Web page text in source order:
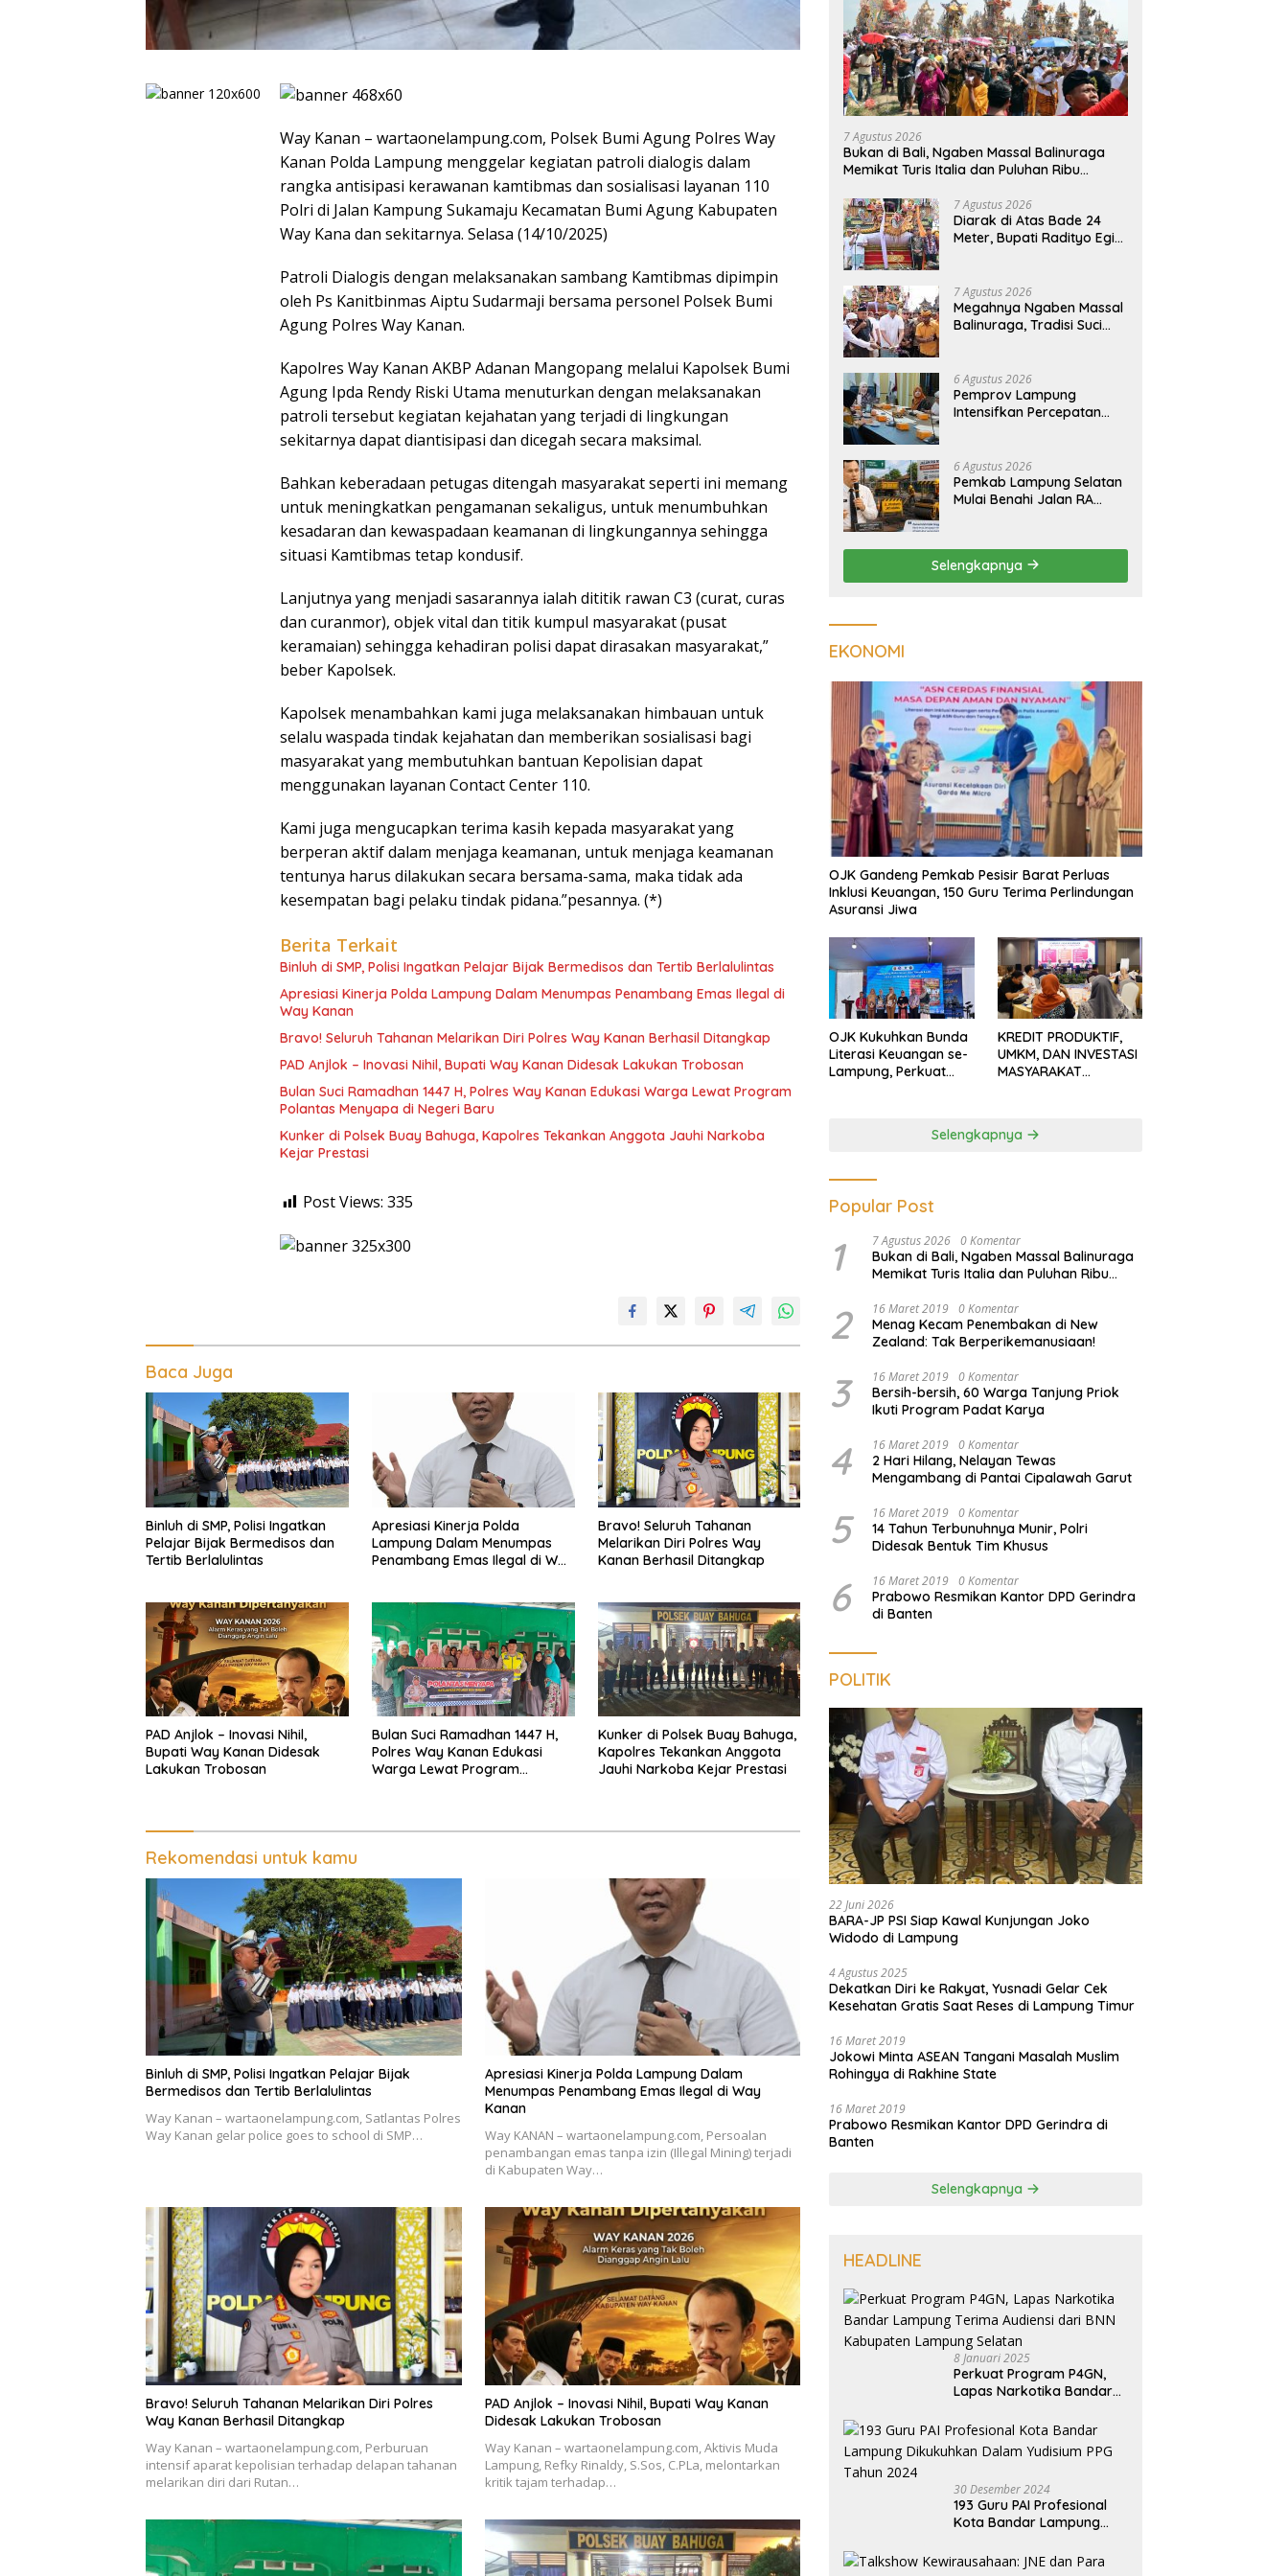
Way Kanan – wartaonelampung.com, Polsek Bumi Agung Polres Way
Kanan Polda Lampung menggelar kegiatan patroli dialogis dalam
rangka antisipasi kerawanan kamtibmas dan sosialisasi layanan 110
Polri di Jalan Kampung Sukamaju Kecamatan Bumi Agung Kabupaten
Way Kana dan sekitarnya. Selasa (14/10/2025)
Patroli Dialogis dengan melaksanakan sambang Kamtibmas dipimpin
oleh Ps Kanitbinmas Aiptu Sudarmaji bersama personel Polsek Bumi
Agung Polres Way Kanan.
Kapolres Way Kanan AKBP Adanan Mangopang melalui Kapolsek Bumi
Agung Ipda Rendy Riski Utama menuturkan dengan melaksanakan
patroli tersebut kegiatan kejahatan yang terjadi di lingkungan
sekitarnya dapat diantisipasi dan dicegah secara maksimal.
Bahkan keberadaan petugas ditengah masyarakat seperti ini memang
untuk meningkatkan pengamanan sekaligus, untuk menumbuhkan
kesadaran dan kewaspadaan keamanan di lingkungannya sehingga
situasi Kamtibmas tetap kondusif.
Lanjutnya yang menjadi sasarannya ialah dititik rawan C3 (curat, curas
dan curanmor), objek vital dan titik kumpul masyarakat (pusat
keramaian) sehingga kehadiran polisi dapat dirasakan masyarakat,”
beber Kapolsek.
Kapolsek menambahkan kami juga melaksanakan himbauan untuk
selalu waspada tindak kejahatan dan memberikan sosialisasi bagi
masyarakat yang membutuhkan bantuan Kepolisian dapat
menggunakan layanan Contact Center 110.
Kami juga mengucapkan terima kasih kepada masyarakat yang
berperan aktif dalam menjaga keamanan, untuk menjaga keamanan
tentunya harus dilakukan secara bersama-sama, maka tidak ada
kesempatan bagi pelaku tindak pidana.”pesannya. (*)
Berita Terkait
Binluh di SMP, Polisi Ingatkan Pelajar Bijak Bermedisos dan Tertib Berlalulintas
Apresiasi Kinerja Polda Lampung Dalam Menumpas Penambang Emas Ilegal di
Way Kanan
Bravo! Seluruh Tahanan Melarikan Diri Polres Way Kanan Berhasil Ditangkap
PAD Anjlok – Inovasi Nihil, Bupati Way Kanan Didesak Lakukan Trobosan
Bulan Suci Ramadhan 1447 H, Polres Way Kanan Edukasi Warga Lewat Program
Polantas Menyapa di Negeri Baru
Kunker di Polsek Buay Bahuga, Kapolres Tekankan Anggota Jauhi Narkoba
Kejar Prestasi
Post Views: 335
Baca Juga
Binluh di SMP, Polisi Ingatkan
Pelajar Bijak Bermedisos dan
Tertib Berlalulintas
Apresiasi Kinerja Polda
Lampung Dalam Menumpas
Penambang Emas Ilegal di Way
Bravo! Seluruh Tahanan
Melarikan Diri Polres Way
Kanan Berhasil Ditangkap
PAD Anjlok – Inovasi Nihil,
Bupati Way Kanan Didesak
Lakukan Trobosan
Bulan Suci Ramadhan 1447 H,
Polres Way Kanan Edukasi
Warga Lewat Program
Kunker di Polsek Buay Bahuga,
Kapolres Tekankan Anggota
Jauhi Narkoba Kejar Prestasi
Rekomendasi untuk kamu
Binluh di SMP, Polisi Ingatkan Pelajar Bijak
Bermedisos dan Tertib Berlalulintas
Way Kanan – wartaonelampung.com, Satlantas Polres
Way Kanan gelar police goes to school di SMP…
Apresiasi Kinerja Polda Lampung Dalam
Menumpas Penambang Emas Ilegal di Way
Kanan
Way KANAN – wartaonelampung.com, Persoalan
penambangan emas tanpa izin (Illegal Mining) terjadi
di Kabupaten Way…
Bravo! Seluruh Tahanan Melarikan Diri Polres
Way Kanan Berhasil Ditangkap
Way Kanan – wartaonelampung.com, Perburuan
intensif aparat kepolisian terhadap delapan tahanan
melarikan diri dari Rutan…
PAD Anjlok – Inovasi Nihil, Bupati Way Kanan
Didesak Lakukan Trobosan
Way Kanan – wartaonelampung.com, Aktivis Muda
Lampung, Refky Rinaldy, S.Sos, C.PLa, melontarkan
kritik tajam terhadap…
7 Agustus 2026
Bukan di Bali, Ngaben Massal Balinuraga
Memikat Turis Italia dan Puluhan Ribu
7 Agustus 2026
Diarak di Atas Bade 24
Meter, Bupati Radityo Egi
‘Penglipuran’ Kedua pada
2027
7 Agustus 2026
Megahnya Ngaben Massal
Balinuraga, Tradisi Suci
dan Merekatkan Ikatan
Keluarga
6 Agustus 2026
Pemprov Lampung
Intensifkan Percepatan
Tanggamus
6 Agustus 2026
Pemkab Lampung Selatan
Mulai Benahi Jalan RA
Demi Keselamatan
Pengguna Jalan
Selengkapnya
EKONOMI
OJK Gandeng Pemkab Pesisir Barat Perluas
Inklusi Keuangan, 150 Guru Terima Perlindungan
Asuransi Jiwa
OJK Kukuhkan Bunda
Literasi Keuangan se-
Lampung, Perkuat
KREDIT PRODUKTIF,
UMKM, DAN INVESTASI
MASYARAKAT
Selengkapnya
Popular Post
1 7 Agustus 2026 0 Komentar
Bukan di Bali, Ngaben Massal Balinuraga
Memikat Turis Italia dan Puluhan Ribu
2 16 Maret 2019 0 Komentar
Menag Kecam Penembakan di New
Zealand: Tak Berperikemanusiaan!
3 16 Maret 2019 0 Komentar
Bersih-bersih, 60 Warga Tanjung Priok
Ikuti Program Padat Karya
4 16 Maret 2019 0 Komentar
2 Hari Hilang, Nelayan Tewas
Mengambang di Pantai Cipalawah Garut
5 16 Maret 2019 0 Komentar
14 Tahun Terbunuhnya Munir, Polri
Didesak Bentuk Tim Khusus
6 16 Maret 2019 0 Komentar
Prabowo Resmikan Kantor DPD Gerindra
di Banten
POLITIK
22 Juni 2026
BARA-JP PSI Siap Kawal Kunjungan Joko
Widodo di Lampung
4 Agustus 2025
Dekatkan Diri ke Rakyat, Yusnadi Gelar Cek
Kesehatan Gratis Saat Reses di Lampung Timur
16 Maret 2019
Jokowi Minta ASEAN Tangani Masalah Muslim
Rohingya di Rakhine State
16 Maret 2019
Prabowo Resmikan Kantor DPD Gerindra di
Banten
Selengkapnya
HEADLINE
8 Januari 2025
Perkuat Program P4GN,
Lapas Narkotika Bandar
dari BNN Kabupaten
Lampung Selatan
30 Desember 2024
193 Guru PAI Profesional
Kota Bandar Lampung
Yudisium PPG Tahun 2024